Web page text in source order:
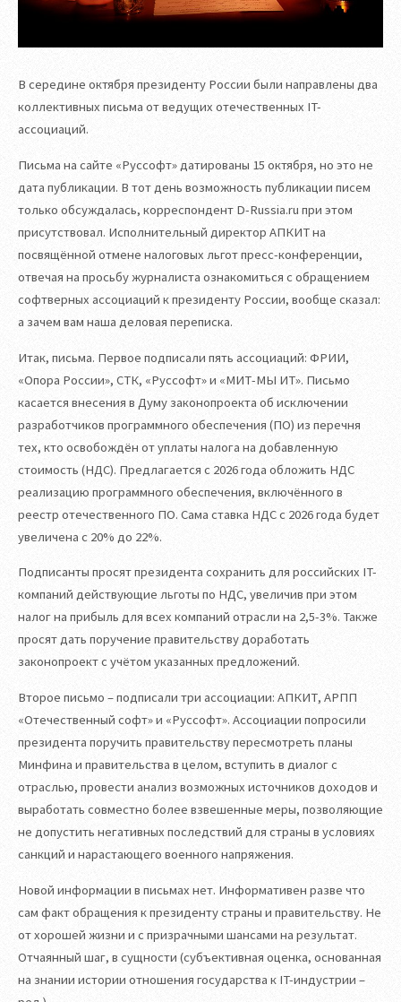
В середине октября президенту России были направлены два
коллективных письма от ведущих отечественных IT-
ассоциаций.
Письма на сайте «Руссофт» датированы 15 октября, но это не
дата публикации. В тот день возможность публикации писем
только обсуждалась, корреспондент D-Russia.ru при этом
присутствовал. Исполнительный директор АПКИТ на
посвящённой отмене налоговых льгот пресс-конференции,
отвечая на просьбу журналиста ознакомиться с обращением
софтверных ассоциаций к президенту России, вообще сказал:
а зачем вам наша деловая переписка.
Итак, письма. Первое подписали пять ассоциаций: ФРИИ,
«Опора России», СТК, «Руссофт» и «МИТ-МЫ ИТ». Письмо
касается внесения в Думу законопроекта об исключении
разработчиков программного обеспечения (ПО) из перечня
тех, кто освобождён от уплаты налога на добавленную
стоимость (НДС). Предлагается с 2026 года обложить НДС
реализацию программного обеспечения, включённого в
реестр отечественного ПО. Сама ставка НДС с 2026 года будет
увеличена с 20% до 22%.
Подписанты просят президента сохранить для российских IT-
компаний действующие льготы по НДС, увеличив при этом
налог на прибыль для всех компаний отрасли на 2,5-3%. Также
просят дать поручение правительству доработать
законопроект с учётом указанных предложений.
Второе письмо – подписали три ассоциации: АПКИТ, АРПП
«Отечественный софт» и «Руссофт». Ассоциации попросили
президента поручить правительству пересмотреть планы
Минфина и правительства в целом, вступить в диалог с
отраслью, провести анализ возможных источников доходов и
выработать совместно более взвешенные меры, позволяющие
не допустить негативных последствий для страны в условиях
санкций и нарастающего военного напряжения.
Новой информации в письмах нет. Информативен разве что
сам факт обращения к президенту страны и правительству. Не
от хорошей жизни и с призрачными шансами на результат.
Отчаянный шаг, в сущности (субъективная оценка, основанная
на знании истории отношения государства к IT-индустрии –